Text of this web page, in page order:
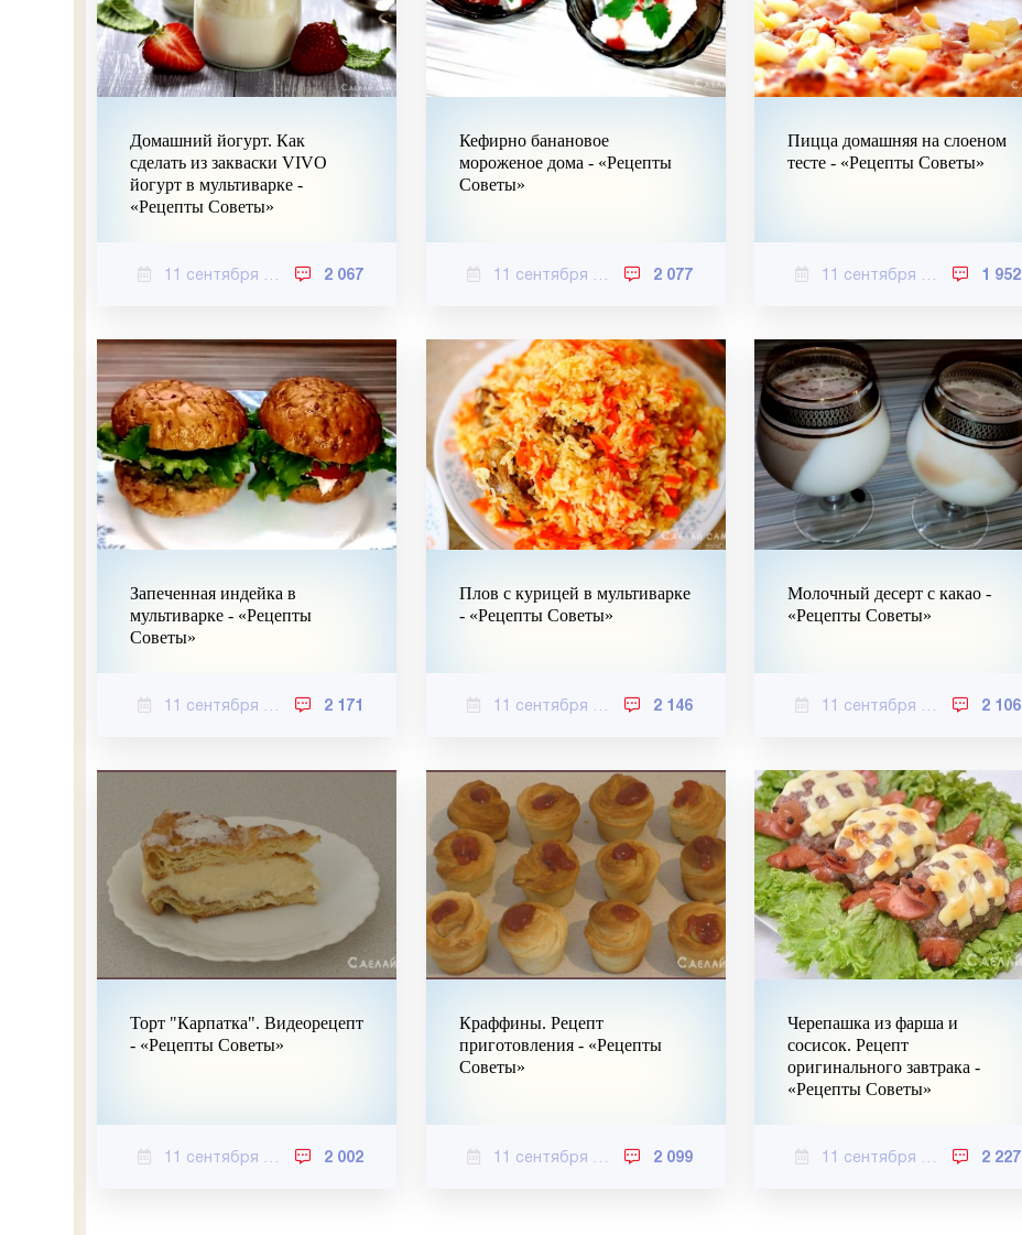
Домашний йогурт. Как
сделать из закваски VIVO
йогурт в мультиварке -
«Рецепты Советы»
11 сентября 2020 2 067
Кефирно банановое
мороженое дома - «Рецепты
Советы»
11 сентября 2020 2 077
Пицца домашняя на слоеном
тесте - «Рецепты Советы»
11 сентября 2020 1 952
Запеченная индейка в
мультиварке - «Рецепты
Советы»
11 сентября 2020 2 171
Плов с курицей в мультиварке
- «Рецепты Советы»
11 сентября 2020 2 146
Молочный десерт с какао -
«Рецепты Советы»
11 сентября 2020 2 106
Торт "Карпатка". Видеорецепт
- «Рецепты Советы»
11 сентября 2020 2 002
Краффины. Рецепт
приготовления - «Рецепты
Советы»
11 сентября 2020 2 099
Черепашка из фарша и
сосисок. Рецепт
оригинального завтрака -
«Рецепты Советы»
11 сентября 2020 2 227